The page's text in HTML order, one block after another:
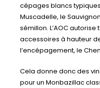
cépages blancs
Muscadelle, le
sémillon. L’AOC
accessoires à hauteur
l’encépagement, le
Cela donne donc des
pour un Monbazillac